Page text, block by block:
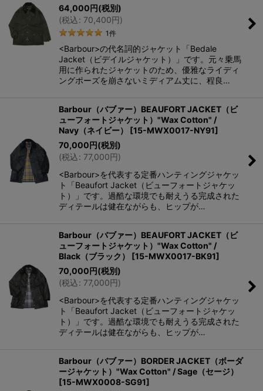
64,000円(税別)
(税込: 70,400円)
1件
<Barbour>の代名詞的ジャケット「Bedale
Jacket（ビデイルジャケット）」です。元々乗馬
用に作られたジャケットのため、優雅なライディ
ングポーズを崩さないミディアム丈に、程良…
Barbour（バブァー）BEAUFORT JACKET（ビ
ューフォートジャケット）"Wax Cotton" /
Navy（ネイビー）
[15-MWX0017-NY91]
70,000円(税別)
(税込: 77,000円)
<Barbour>を代表する定番ハンティングジャケッ
ト「Beaufort Jacket（ビューフォートジャケッ
ト）」です。過酷な環境でも耐えうる完成された
ディテールは健在ながらも、ヒップが…
Barbour（バブァー）BEAUFORT JACKET（ビ
ューフォートジャケット）"Wax Cotton" /
Black（ブラック）
[15-MWX0017-BK91]
70,000円(税別)
(税込: 77,000円)
<Barbour>を代表する定番ハンティングジャケッ
ト「Beaufort Jacket（ビューフォートジャケッ
ト）」です。過酷な環境でも耐えうる完成された
ディテールは健在ながらも、ヒップが…
Barbour（バブァー）BORDER JACKET（ボーダ
ージャケット）"Wax Cotton" / Sage（セージ）
[15-MWX0008-SG91]